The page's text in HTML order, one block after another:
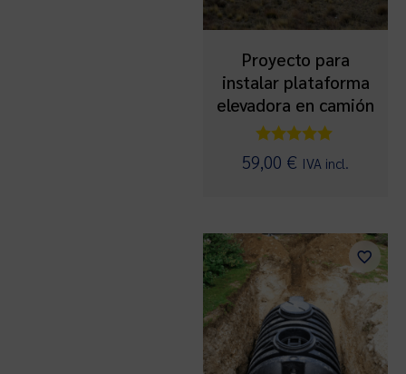
Proyecto para
instalar plataforma
elevadora en camión
Valorado
con
59,00 € IVA incl.